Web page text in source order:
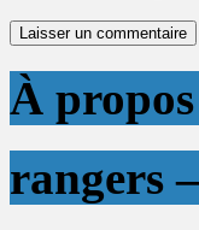
À
rangers